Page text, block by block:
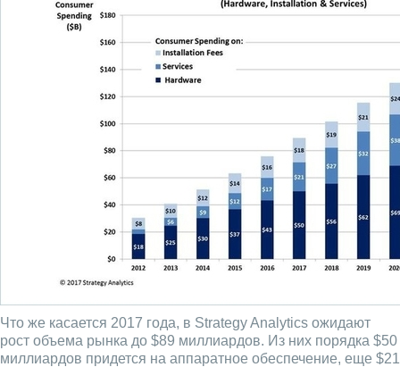
Что же касается 2017 года, в Strategy Analytics ожидают
рост объема рынка до $89 миллиардов. Из них порядка $50
миллиардов придется на аппаратное обеспечение, еще $21